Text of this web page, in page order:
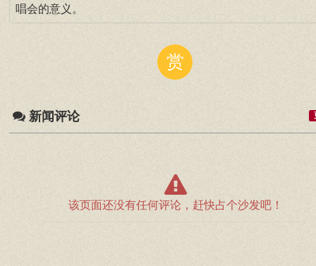
唱会的意义。
赏
新闻评论
该页面还没有任何评论，赶快占个沙发吧！